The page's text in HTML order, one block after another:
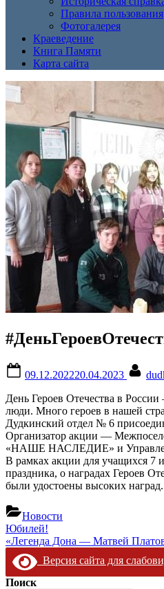
Правила пользования
Фотогалерея
Краеведение
Книга Памяти
Карта сайта
on
09.12.202220.04.2023
День Героев Отечества в России
люди. Много героев в нашей
Дудкинский отдел № 6
Организатор акции —
«НАШЕ НАСЛЕДИЕ» и
В рамках акции для учащихся 7
праздника, о наградах Героев
были удостоены высоких
Новости
Навигация
по
записям
Предыдущая
запись:
Юбилей!
Следующая
запись:
«Легенда Дона — Матвей
Версия сайта для
Поиск